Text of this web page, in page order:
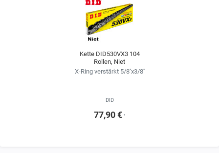
Exzellente Laufeigenschaften und erhöhte
Straße und Gelände, empfohlen bis 1100 ccm.
Der angegebene Anwendungsbereich ist nur ein ungefährer Richtwert,
Modell zu Modell ab. Beachten Sie hierzu auch die Angaben des
anwendbar auf leistungsmodifizierte
Kette DID530VX3 104
Rollen, Niet
X-Ring verstärkt 5/8''x3/8''
DID
77,90 € ¹